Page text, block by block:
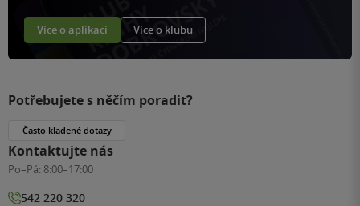
Více o aplikaci Více o klubu
Potřebujete s něčím poradit?
Často kladené dotazy
Kontaktujte nás
Po–Pá: 8:00–17:00
542 220 320